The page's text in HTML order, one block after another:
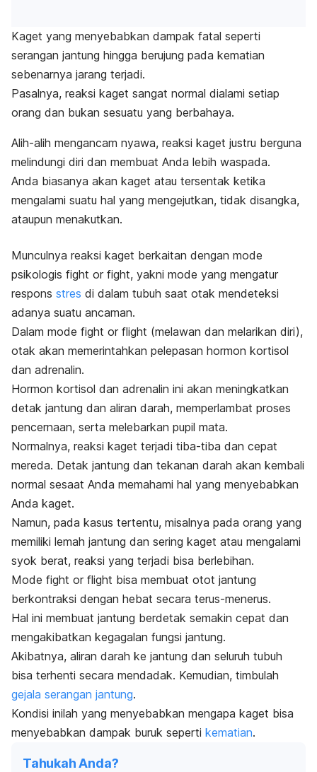
Kaget yang menyebabkan dampak fatal seperti
serangan jantung hingga berujung pada kematian
sebenarnya jarang terjadi.
Pasalnya, reaksi kaget sangat normal dialami setiap
orang dan bukan sesuatu yang berbahaya.
Alih-alih mengancam nyawa, reaksi kaget justru berguna
melindungi diri dan membuat Anda lebih waspada.
Anda biasanya akan kaget atau tersentak ketika
mengalami suatu hal yang mengejutkan, tidak disangka,
ataupun menakutkan.
Munculnya reaksi kaget berkaitan dengan mode
psikologis fight or fight, yakni mode yang mengatur
respons stres di dalam tubuh saat otak mendeteksi
adanya suatu ancaman.
Dalam mode fight or flight (melawan dan melarikan diri),
otak akan memerintahkan pelepasan hormon kortisol
dan adrenalin.
Hormon kortisol dan adrenalin ini akan meningkatkan
detak jantung dan aliran darah, memperlambat proses
pencernaan, serta melebarkan pupil mata.
Normalnya, reaksi kaget terjadi tiba-tiba dan cepat
mereda. Detak jantung dan tekanan darah akan kembali
normal sesaat Anda memahami hal yang menyebabkan
Anda kaget.
Namun, pada kasus tertentu, misalnya pada orang yang
memiliki lemah jantung dan sering kaget atau mengalami
syok berat, reaksi yang terjadi bisa berlebihan.
Mode fight or flight bisa membuat otot jantung
berkontraksi dengan hebat secara terus-menerus.
Hal ini membuat jantung berdetak semakin cepat dan
mengakibatkan kegagalan fungsi jantung.
Akibatnya, aliran darah ke jantung dan seluruh tubuh
bisa terhenti secara mendadak. Kemudian, timbulah
gejala serangan jantung.
Kondisi inilah yang menyebabkan mengapa kaget bisa
menyebabkan dampak buruk seperti kematian.
Tahukah Anda?